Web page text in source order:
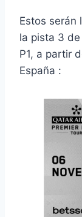
Estos serán
la pista 3
P1, a partir
España :